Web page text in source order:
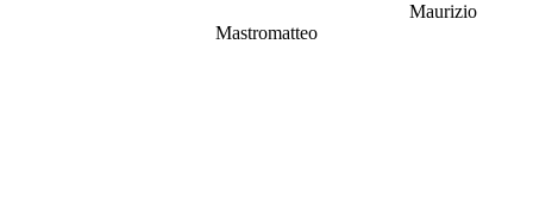
Maurizio
Mastromatteo